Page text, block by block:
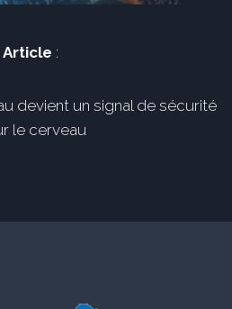
Article :
devient un signal de sécurité
le cerveau